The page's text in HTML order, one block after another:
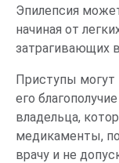
Эпилепсия
начиная от
затрагивающих
Приступы могут
его
владельца,
медикаменты,
врачу и не